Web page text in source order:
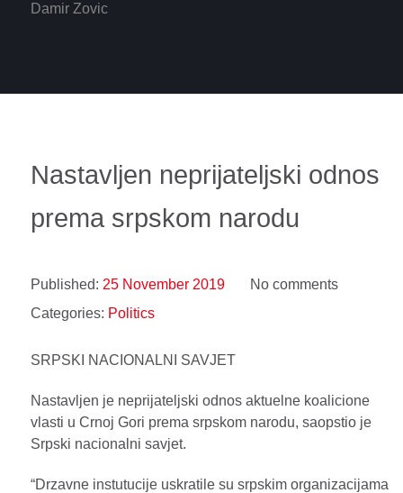
Damir Zovic
Nastavljen neprijateljski odnos
prema srpskom narodu
Published: 25 November 2019
No comments
Categories: Politics
SRPSKI NACIONALNI SAVJET
Nastavljen je neprijateljski odnos aktuelne koalicione
vlasti u Crnoj Gori prema srpskom narodu, saopstio je
Srpski nacionalni savjet.
“Drzavne instutucije uskratile su srpskim organizacijama